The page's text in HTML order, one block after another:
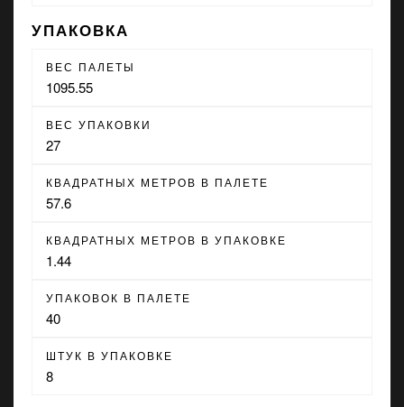
УПАКОВКА
ВЕС ПАЛЕТЫ
1095.55
ВЕС УПАКОВКИ
27
КВАДРАТНЫХ МЕТРОВ В ПАЛЕТЕ
57.6
КВАДРАТНЫХ МЕТРОВ В УПАКОВКЕ
1.44
УПАКОВОК В ПАЛЕТЕ
40
ШТУК В УПАКОВКЕ
8